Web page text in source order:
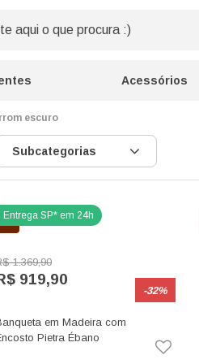
Acessórios
escuro
Subcategorias
-32%
1.369,90
919,90
em Madeira com
Pietra Ébano